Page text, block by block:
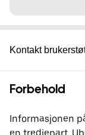
Kontakt
Forbehold
Informasjonen